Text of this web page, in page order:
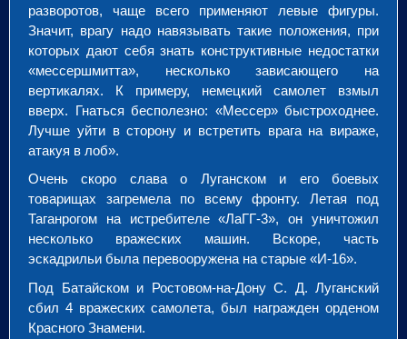
разворотов, чаще всего применяют левые фигуры.
Значит, врагу надо навязывать такие положения, при
которых дают себя знать конструктивные недостатки
«мессершмитта», несколько зависающего на
вертикалях. К примеру, немецкий самолет взмыл
вверх. Гнаться бесполезно: «Мессер» быстроходнее.
Лучше уйти в сторону и встретить врага на вираже,
атакуя в лоб».
Очень скоро слава о Луганском и его боевых
товарищах загремела по всему фронту. Летая под
Таганрогом на истребителе «ЛаГГ-3», он уничтожил
несколько вражеских машин. Вскоре, часть
эскадрильи была перевооружена на старые «И-16».
Под Батайском и Ростовом-на-Дону С. Д. Луганский
сбил 4 вражеских самолета, был награжден орденом
Красного Знамени.